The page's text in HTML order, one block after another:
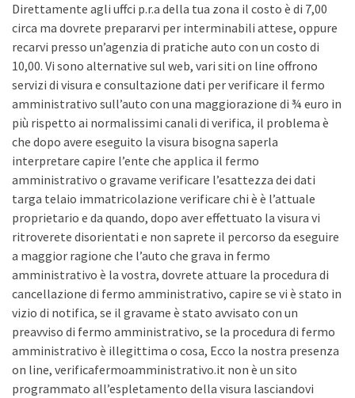
Direttamente agli uffci p.r.a della tua zona il costo è di 7,00
circa ma dovrete prepararvi per interminabili attese, oppure
recarvi presso un’agenzia di pratiche auto con un costo di
10,00. Vi sono alternative sul web, vari siti on line offrono
servizi di visura e consultazione dati per verificare il fermo
amministrativo sull’auto con una maggiorazione di ¾ euro in
più rispetto ai normalissimi canali di verifica, il problema è
che dopo avere eseguito la visura bisogna saperla
interpretare capire l’ente che applica il fermo
amministrativo o gravame verificare l’esattezza dei dati
targa telaio immatricolazione verificare chi è è l’attuale
proprietario e da quando, dopo aver effettuato la visura vi
ritroverete disorientati e non saprete il percorso da eseguire
a maggior ragione che l’auto che grava in fermo
amministrativo è la vostra, dovrete attuare la procedura di
cancellazione di fermo amministrativo, capire se vi è stato in
vizio di notifica, se il gravame è stato avvisato con un
preavviso di fermo amministrativo, se la procedura di fermo
amministrativo è illegittima o cosa, Ecco la nostra presenza
on line, verificafermoamministrativo.it non è un sito
programmato all’espletamento della visura lasciandovi